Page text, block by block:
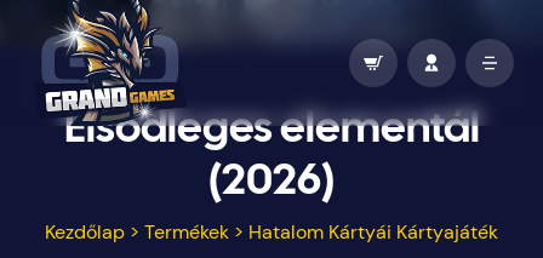
Elsődleges elementál
(2026)
Kezdőlap > Termékek > Hatalom Kártyái Kártyajáték